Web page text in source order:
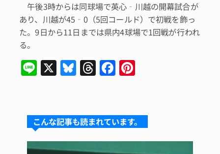
午後3時からは同球場で英心‐川越の開幕試合が
あり、川越が45‐0（5回コールド）で初戦を飾っ
た。9日から11日までは県内4球場で1回戦が行われ
る。
Li X Bl
s
k
y
T
a
d
s
F
e
b
o
re
st
こんな記事も読まれています。